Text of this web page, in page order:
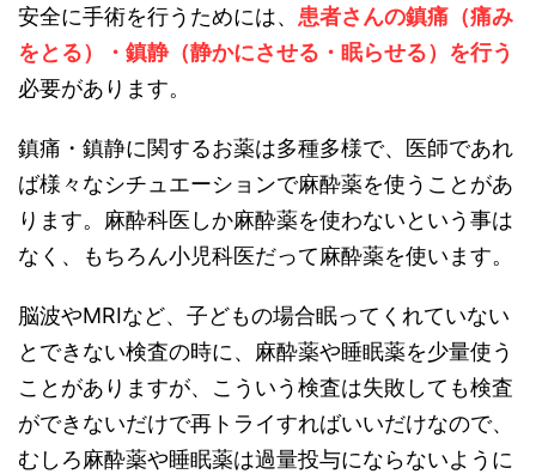
安全に手術を行うためには、 患者さんの鎮痛（痛み
をとる）・鎮静（静かにさせる・眠らせる） を行う
必要があります。
鎮痛・鎮静に関するお薬は多種多様で、医師であれ
ば様々なシチュエーションで麻酔薬を使うことがあ
ります。麻酔科医しか麻酔薬を使わないという事は
なく、もちろん小児科医だって麻酔薬を使います。
脳波やMRIなど、子どもの場合眠ってくれていない
とできない検査の時に、麻酔薬や睡眠薬を少量使う
ことがありますが、こういう検査は失敗しても検査
ができないだけで再トライすればいいだけなので、
むしろ麻酔薬や睡眠薬は過量投与にならないように